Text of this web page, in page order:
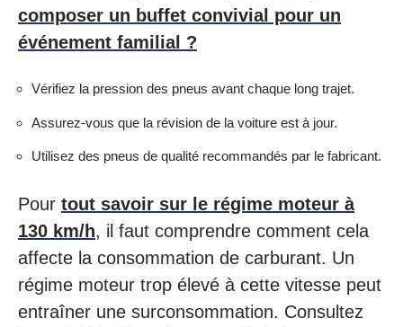
composer un buffet convivial pour un
événement familial ?
Vérifiez la pression des pneus avant chaque long trajet.
Assurez-vous que la révision de la voiture est à jour.
Utilisez des pneus de qualité recommandés par le fabricant.
Pour tout savoir sur le régime moteur à
130 km/h, il faut comprendre comment cela
affecte la consommation de carburant. Un
régime moteur trop élevé à cette vitesse peut
entraîner une surconsommation. Consultez